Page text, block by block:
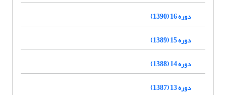
دوره 16 (1390)
دوره 15 (1389)
دوره 14 (1388)
دوره 13 (1387)